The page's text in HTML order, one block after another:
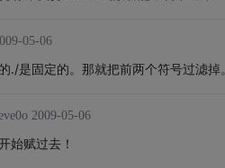
05-06
./是固定的。那就把前两个符号过滤
2009-05-06
始赋过去！